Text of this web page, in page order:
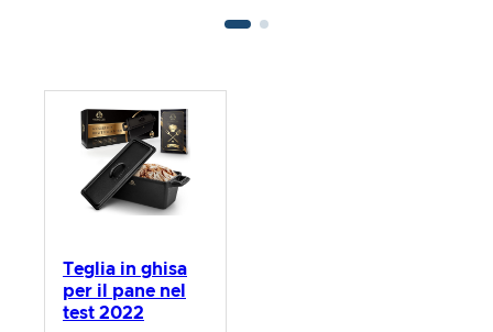
Teglia in ghisa
per il pane nel
test 2022